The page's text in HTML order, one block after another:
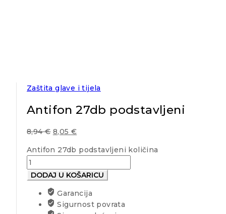
Zaštita glave i tijela
Antifon 27db podstavljeni
8,94€ 8,05 €
Antifon 27db podstavljeni količina
DODAJ U KOŠARICU
Garancija
Sigurnost povrata